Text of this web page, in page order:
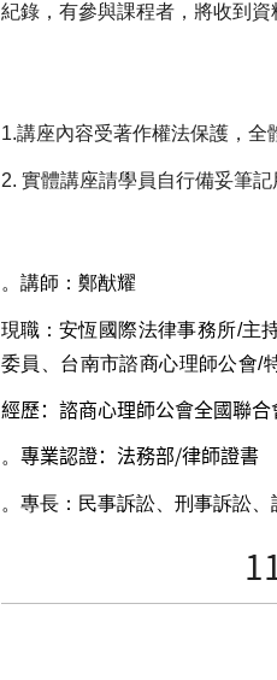
紀錄，有參與課程者，將收到資
1.講座內容受著作權法保護，全
2. 實體講座請學員自行備妥筆記
。講師：鄭猷耀
現職： 安恆國際法律事務所/主
委員、台南市諮商心理師公會/
經歷：諮商心理師公會全國聯
。 專業認證：法務部/律師證書
。專長：民事訴訟、刑事訴訟